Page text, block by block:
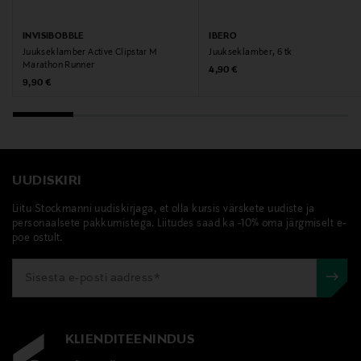
INVISIBOBBLE
Juukseklamber Active Clipstar M
Marathon Runner
Original Price
9,90 €
IBERO
Juukseklamber, 6 tk
Original Price
4,90 €
UUDISKIRI
Liitu Stockmanni uudiskirjaga, et olla kursis värskete uudiste ja
personaalsete pakkumistega. Liitudes saad ka -10% oma järgmiselt e-
poe ostult.
KLIENDITEENINDUS